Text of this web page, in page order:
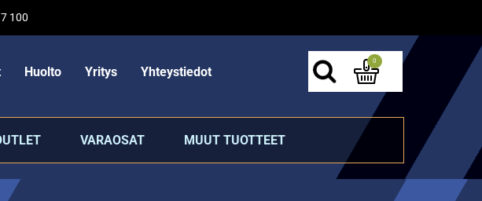
100
Huolto Yritys Yhteystiedot
0
VARAOSAT MUUT TUOTTEET